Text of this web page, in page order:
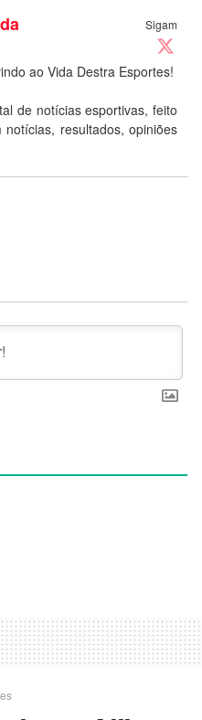
Sigam
ao Vida Destra Esportes!
de notícias esportivas, feito
resultados, opiniões